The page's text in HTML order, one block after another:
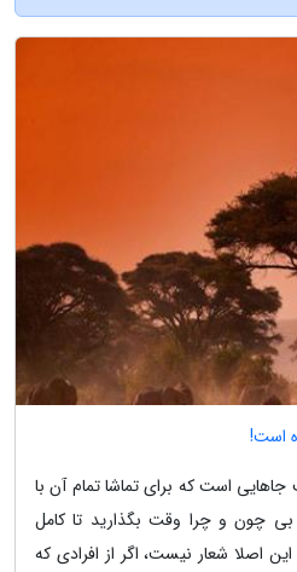
است!
جاهایی است که برای تماشا تمام آن با
چون و چرا وقت بگذارید تا کامل
این اصلا شعار نیست، اگر از افرادی که